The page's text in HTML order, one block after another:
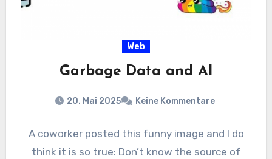
Web
Garbage Data and AI
20. Mai 2025 Keine Kommentare
A coworker posted this funny image and I do
think it is so true: Don’t know the source of